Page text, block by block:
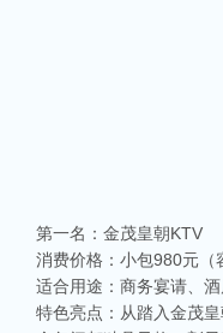
第一名：金茂皇朝KTV
消费价格：小包980元
适合用途：商务宴请、
特色亮点：从踏入金茂